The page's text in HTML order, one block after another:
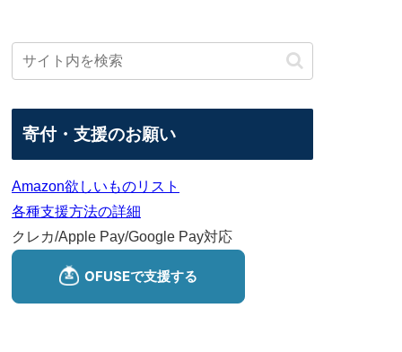
寄付・支援のお願い
Amazon欲しいものリスト
各種支援方法の詳細
クレカ/Apple Pay/Google Pay対応